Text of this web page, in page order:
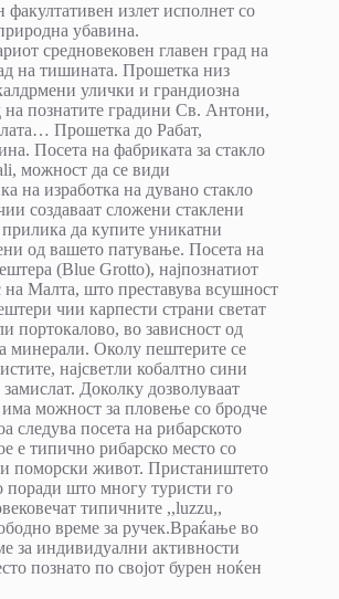
излет исполнет со
убавина.
средновековен главен град на
на тишината. Прошетка низ
улички и грандиозна
на познатите градини Св. Антони,
Прошетка до Рабат,
Посета на фабриката за стакло
можност да се види
на изработка на дувано стакло
создаваат сложени стаклени
да купите уникатни
од вашето патување. Посета на
(Blue Grottо), најпознатиот
Малта, што преставува всушност
чии карпести страни светат
портокалово, во зависност од
минерали. Околу пештерите се
најсветли кобалтно сини
Доколку дозволуваат
можност за пловење со бродче
следува посета на рибарското
е типично рибарско место со
поморски живот. Пристаништето
поради што многу туристи го
типичните ,,luzzu,,
време за ручек.Враќање во
за индивидуални активности
познато по својот бурен ноќен